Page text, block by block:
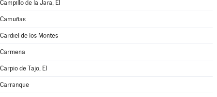
Campillo de la Jara, El
Camuñas
Cardiel de los Montes
Carmena
Carpio de Tajo, El
Carranque